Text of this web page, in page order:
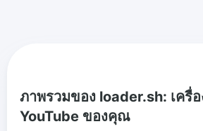
ภาพรวมของ loader.sh: เครื่
YouTube ของคุณ